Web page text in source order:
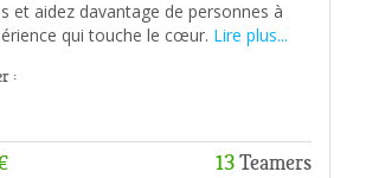
et aidez davantage de personnes à
qui touche le cœur. Lire plus...
:
13Teamers